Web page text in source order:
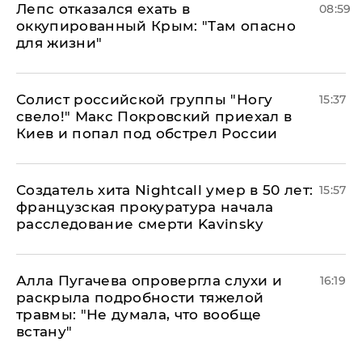
Лепс отказался ехать в
оккупированный Крым: "Там опасно
для жизни"
08:59
Солист российской группы "Ногу
свело!" Макс Покровский приехал в
Киев и попал под обстрел России
15:37
Создатель хита Nightcall умер в 50 лет:
французская прокуратура начала
расследование смерти Kavinsky
15:57
Алла Пугачева опровергла слухи и
раскрыла подробности тяжелой
травмы: "Не думала, что вообще
встану"
16:19